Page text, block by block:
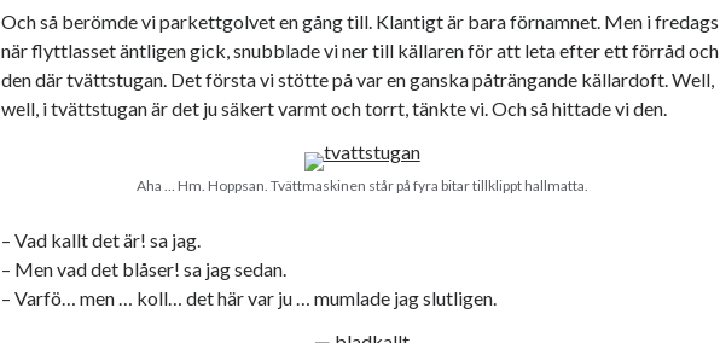
Och så berömde vi parkettgolvet en gång till. Klantigt är bara förnamnet. Men i fredags
när flyttlasset äntligen gick, snubblade vi ner till källaren för att leta efter ett förråd och
den där tvättstugan. Det första vi stötte på var en ganska påträngande källardoft. Well,
well, i tvättstugan är det ju säkert varmt och torrt, tänkte vi. Och så hittade vi den.
Aha … Hm. Hoppsan. Tvättmaskinen står på fyra bitar tillklippt hallmatta.
– Vad kallt det är! sa jag.
– Men vad det blåser! sa jag sedan.
– Varfö… men … koll… det här var ju … mumlade jag slutligen.